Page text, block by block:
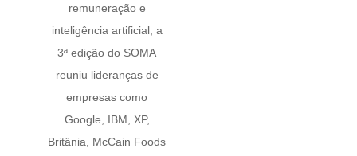
remuneração e
inteligência artificial, a
3ª edição do SOMA
reuniu lideranças de
empresas como
Google, IBM, XP,
Britânia, McCain Foods